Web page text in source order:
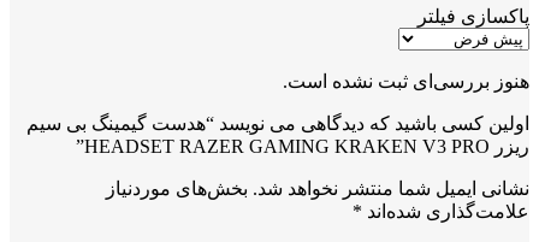
پاکسازی فیلتر
هنوز بررسی‌ای ثبت نشده است.
اولین کسی باشید که دیدگاهی می نویسد “هدست گیمینگ بی سیم
ریزر HEADSET RAZER GAMING KRAKEN V3 PRO”
نشانی ایمیل شما منتشر نخواهد شد. بخش‌های موردنیاز
علامت‌گذاری شده‌اند *